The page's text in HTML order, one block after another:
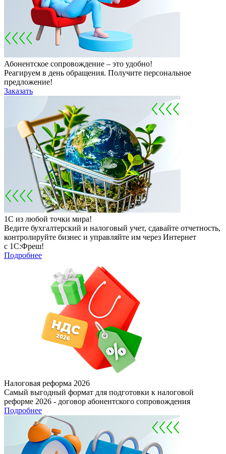
Абонентское сопровождение – это удобно!
Реагируем в день обращения. Получите персональное
предложение!
Заказать
1С из любой точки мира!
Ведите бухгалтерский и налоговый учет, сдавайте отчетность,
контролируйте бизнес и управляйте им через Интернет
с 1С:Фреш!
Подробнее
Налоговая реформа 2026
Самый выгодный формат для подготовки к налоговой
реформе 2026 - договор абонентского сопровождения
Подробнее